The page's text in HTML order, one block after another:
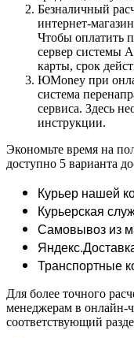
Безналичный
интернет-
Чтобы оплатить
сервер системы
карты, срок
ЮMoney при
система
сервиса. Здесь
инструкции.
Экономьте время на
доступно 5 варианта
Курьер нашей
Курьерская
Самовывоз из
Транспортные
Для более точного
менеджерам в онлайн-
соответствующий